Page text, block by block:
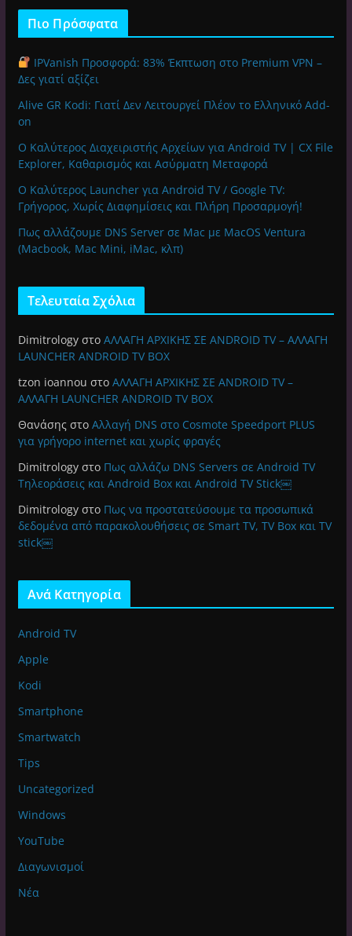
Πιο Πρόσφατα
IPVanish Προσφορά: 83% Έκπτωση στο Premium VPN –
Δες γιατί αξίζει
Alive GR Kodi: Γιατί Δεν Λειτουργεί Πλέον το Ελληνικό Add-
on
Ο Καλύτερος Διαχειριστής Αρχείων για Android TV | CX File
Explorer, Καθαρισμός και Ασύρματη Μεταφορά
Ο Καλύτερος Launcher για Android TV / Google TV:
Γρήγορος, Χωρίς Διαφημίσεις και Πλήρη Προσαρμογή!
Πως αλλάζουμε DNS Server σε Mac με MacOS Ventura
(Macbook, Mac Mini, iMac, κλπ)
Τελευταία Σχόλια
Dimitrologyστο ΑΛΛΑΓΗ ΑΡΧΙΚΗΣ ΣΕ ANDROID TV – ΑΛΛΑΓΗ
LAUNCHER ANDROID TV BOX
tzon ioannou στο ΑΛΛΑΓΗ ΑΡΧΙΚΗΣ ΣΕ ANDROID TV –
ΑΛΛΑΓΗ LAUNCHER ANDROID TV BOX
Θανάσηςστο Αλλαγή DNS στο Cosmote Speedport PLUS
για γρήγορο internet και χωρίς φραγές
Dimitrologyστο Πως αλλάζω DNS Servers σε Android TV
Τηλεοράσεις και Android Box και Android TV Stick￼
Dimitrologyστο Πως να προστατεύσουμε τα προσωπικά
δεδομένα από παρακολουθήσεις σε Smart TV, TV Box και TV
stick￼
Ανά Κατηγορία
Android TV
Apple
Kodi
Smartphone
Smartwatch
Tips
Uncategorized
Windows
YouTube
Διαγωνισμοί
Νέα